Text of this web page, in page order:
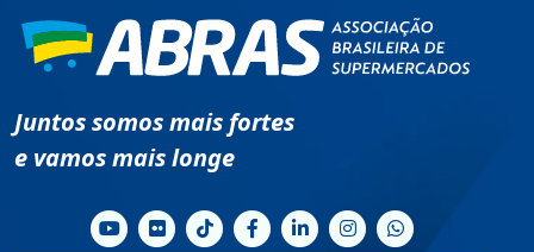
Juntos somos mais fortes
e vamos mais longe